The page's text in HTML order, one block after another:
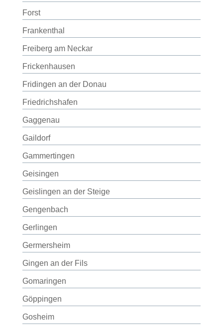
Forst
Frankenthal
Freiberg am Neckar
Frickenhausen
Fridingen an der Donau
Friedrichshafen
Gaggenau
Gaildorf
Gammertingen
Geisingen
Geislingen an der Steige
Gengenbach
Gerlingen
Germersheim
Gingen an der Fils
Gomaringen
Göppingen
Gosheim